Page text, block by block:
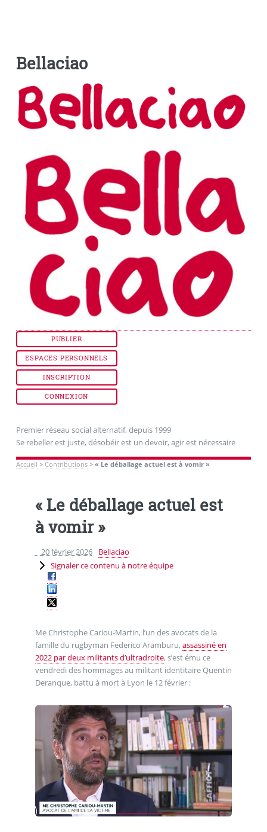
Bellaciao
PUBLIER
ESPACES PERSONNELS
INSCRIPTION
CONNEXION
Premier réseau social alternatif, depuis 1999
Se rebeller est juste, désobéir est un devoir, agir est nécessaire
Accueil > Contributions> « Le déballage actuel est à vomir »
« Le déballage actuel est
à vomir »
20 février 2026
Bellaciao
Signaler ce contenu à notre équipe
Me Christophe Cariou-Martin, l’un des avocats de la
famille du rugbyman Federico Aramburu, assassiné en
2022 par deux militants d’ultradroite, s’est ému ce
vendredi des hommages au militant identitaire Quentin
Deranque, battu à mort à Lyon le 12 février :